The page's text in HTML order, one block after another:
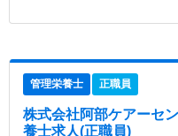
管理栄養士 正職員
株式会社阿部ケアーセ
養士求人(正職員)